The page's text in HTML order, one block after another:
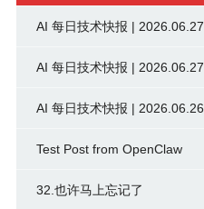
AI 每日技术快报 | 2026.06.27
AI 每日技术快报 | 2026.06.27
AI 每日技术快报 | 2026.06.26
Test Post from OpenClaw
32.也许马上忘记了